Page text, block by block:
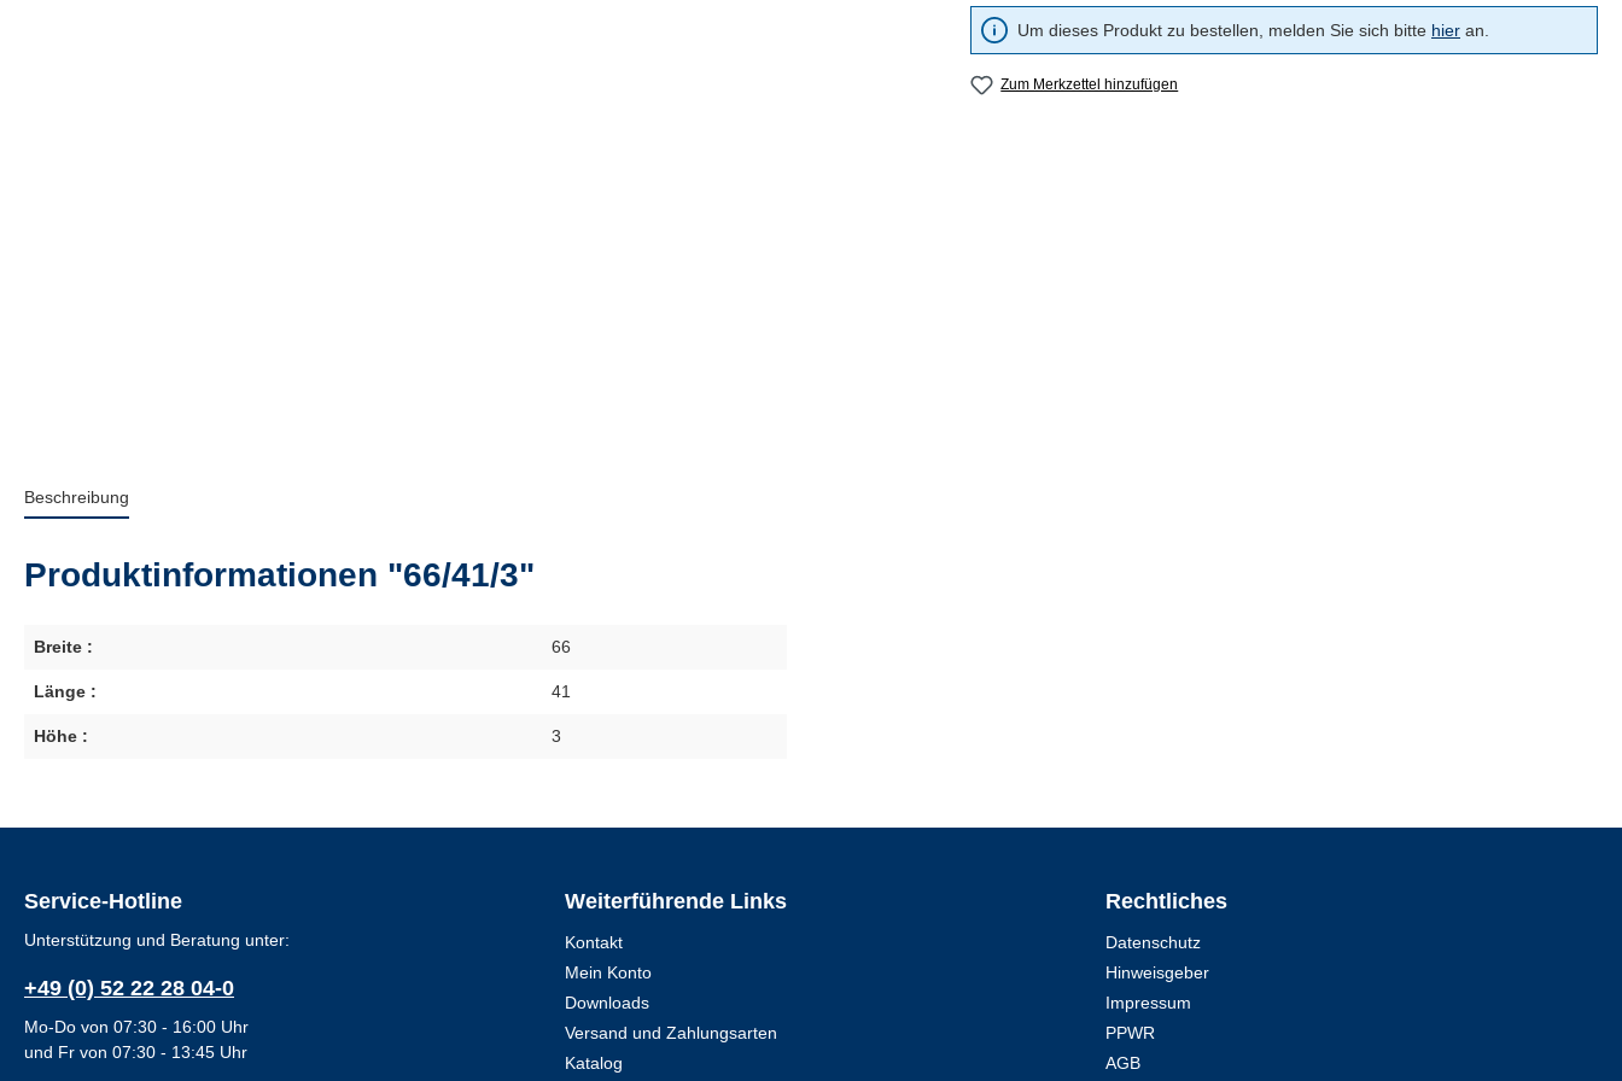
Um dieses Produkt zu bestellen, melden Sie sich bitte hier an.
Zum Merkzettel hinzufügen
Beschreibung
Produktinformationen "66/41/3"
Breite : 66
Länge : 41
Höhe : 3
Service-Hotline
Unterstützung und Beratung unter:
+49 (0) 52 22 28 04-0
Mo-Do von 07:30 - 16:00 Uhr
und Fr von 07:30 - 13:45 Uhr
Weiterführende Links
Kontakt
Mein Konto
Downloads
Versand und Zahlungsarten
Katalog
Rechtliches
Datenschutz
Hinweisgeber
Impressum
PPWR
AGB